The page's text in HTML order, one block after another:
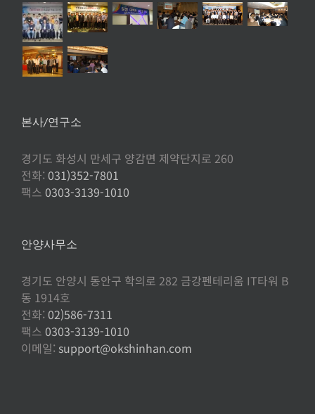
본사/연구소
경기도 화성시 만세구 양감면 제약단지로 260
전화: 031)352-7801
팩스 0303-3139-1010
안양사무소
경기도 안양시 동안구 학의로 282 금강펜테리움 IT타워 B
동 1914호
전화: 02)586-7311
팩스 0303-3139-1010
이메일: support@okshinhan.com